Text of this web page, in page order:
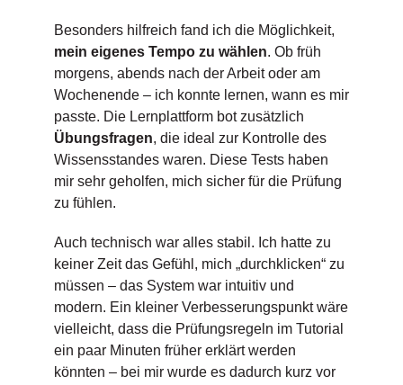
Besonders hilfreich fand ich die Möglichkeit,
mein eigenes Tempo zu wählen. Ob früh
morgens, abends nach der Arbeit oder am
Wochenende – ich konnte lernen, wann es mir
passte. Die Lernplattform bot zusätzlich
Übungsfragen, die ideal zur Kontrolle des
Wissensstandes waren. Diese Tests haben
mir sehr geholfen, mich sicher für die Prüfung
zu fühlen.
Auch technisch war alles stabil. Ich hatte zu
keiner Zeit das Gefühl, mich „durchklicken“ zu
müssen – das System war intuitiv und
modern. Ein kleiner Verbesserungspunkt wäre
vielleicht, dass die Prüfungsregeln im Tutorial
ein paar Minuten früher erklärt werden
könnten – bei mir wurde es dadurch kurz vor